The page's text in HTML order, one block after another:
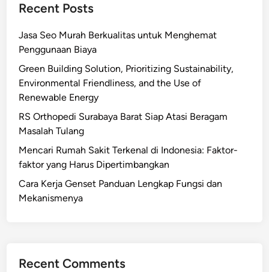
Recent Posts
Jasa Seo Murah Berkualitas untuk Menghemat
Penggunaan Biaya
Green Building Solution, Prioritizing Sustainability,
Environmental Friendliness, and the Use of
Renewable Energy
RS Orthopedi Surabaya Barat Siap Atasi Beragam
Masalah Tulang
Mencari Rumah Sakit Terkenal di Indonesia: Faktor-
faktor yang Harus Dipertimbangkan
Cara Kerja Genset Panduan Lengkap Fungsi dan
Mekanismenya
Recent Comments